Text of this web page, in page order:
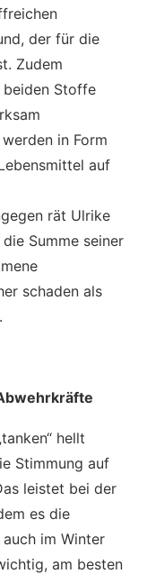
der für die
Zudem
beiden Stoffe
in Form
auf
rät Ulrike
Summe seiner
schaden als
hellt
Stimmung auf
leistet bei der
es die
im Winter
am besten